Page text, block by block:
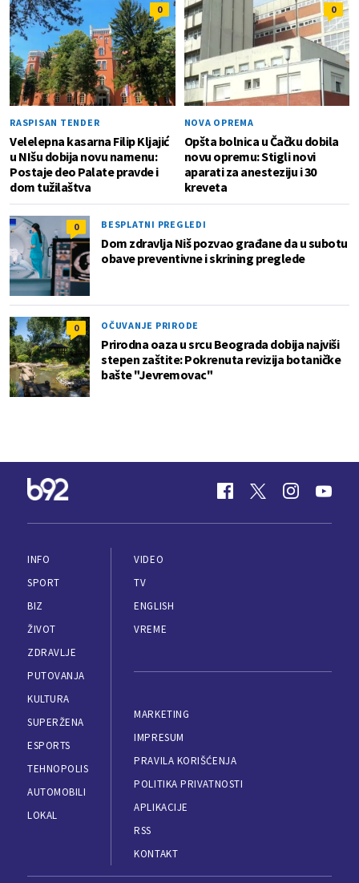
0
RASPISAN TENDER
Velelepna kasarna Filip Kljajić
u NIšu dobija novu namenu:
Postaje deo Palate pravde i
dom tužilaštva
0
NOVA OPREMA
Opšta bolnica u Čačku dobila
novu opremu: Stigli novi
aparati za anesteziju i 30
kreveta
0 BESPLATNI PREGLEDI
Dom zdravlja Niš pozvao građane da u subotu
obave preventivne i skrining preglede
0 OČUVANJE PRIRODE
Prirodna oaza u srcu Beograda dobija najviši
stepen zaštite: Pokrenuta revizija botaničke
bašte "Jevremovac"
INFO
SPORT
BIZ
ŽIVOT
ZDRAVLJE
PUTOVANJA
KULTURA
SUPERŽENA
ESPORTS
TEHNOPOLIS
AUTOMOBILI
LOKAL
VIDEO
TV
ENGLISH
VREME
MARKETING
IMPRESUM
PRAVILA KORIŠĆENJA
POLITIKA PRIVATNOSTI
APLIKACIJE
RSS
KONTAKT